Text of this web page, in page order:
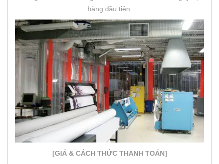
hàng đầu tiên.
[GIÁ & CÁCH THỨC THANH TOÁN]